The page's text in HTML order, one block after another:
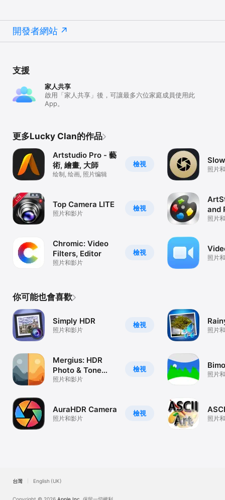
開發者網站
支援
家人共享
啟用「家人共享」後，可讓最多六位家庭成員使用此
App。
更多Lucky Clan的作品
檢視
Artstudio Pro - 藝
術, 繪畫, 大師
绘制, 绘画, 照片编辑
檢視
Top Camera LITE
照片和影片
檢視
Chromic: Video
Filters, Editor
照片和影片
照片
and
照片
照片
你可能也會喜歡
檢視
Simply HDR
照片和影片
檢視
Mergius: HDR
Photo & Tone
map
照片和影片
檢視
AuraHDR Camera
照片和影片
照片
照片
照片
台灣 English (UK)